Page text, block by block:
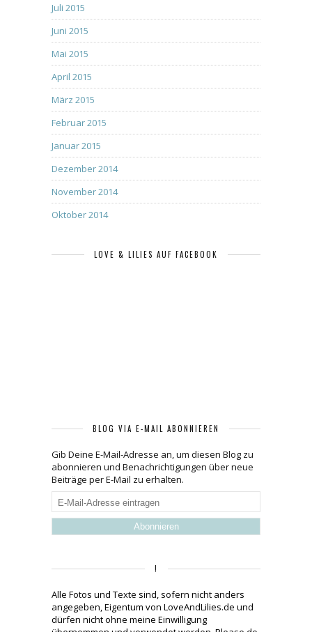
Juli 2015
Juni 2015
Mai 2015
April 2015
März 2015
Februar 2015
Januar 2015
Dezember 2014
November 2014
Oktober 2014
LOVE & LILIES AUF FACEBOOK
BLOG VIA E-MAIL ABONNIEREN
Gib Deine E-Mail-Adresse an, um diesen Blog zu
abonnieren und Benachrichtigungen über neue
Beiträge per E-Mail zu erhalten.
E-
Mail-
Adresse
eintragen
!
Alle Fotos und Texte sind, sofern nicht anders
angegeben, Eigentum von LoveAndLilies.de und
dürfen nicht ohne meine Einwilligung